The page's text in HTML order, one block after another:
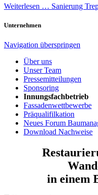
Weiterlesen … Sanierung
Unternehmen
Navigation überspringen
Über uns
Unser Team
Pressemitteilungen
Sponsoring
Innungsfachbetrieb
Fassadenwettbewerbe
Präqualifilkation
Neues Forum
Download Nachweise
in einem